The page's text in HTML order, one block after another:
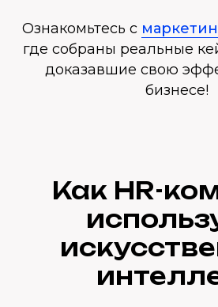
Ознакомьтесь с
где собраны реальные
доказавшие свою
бизнесе!
Как HR-